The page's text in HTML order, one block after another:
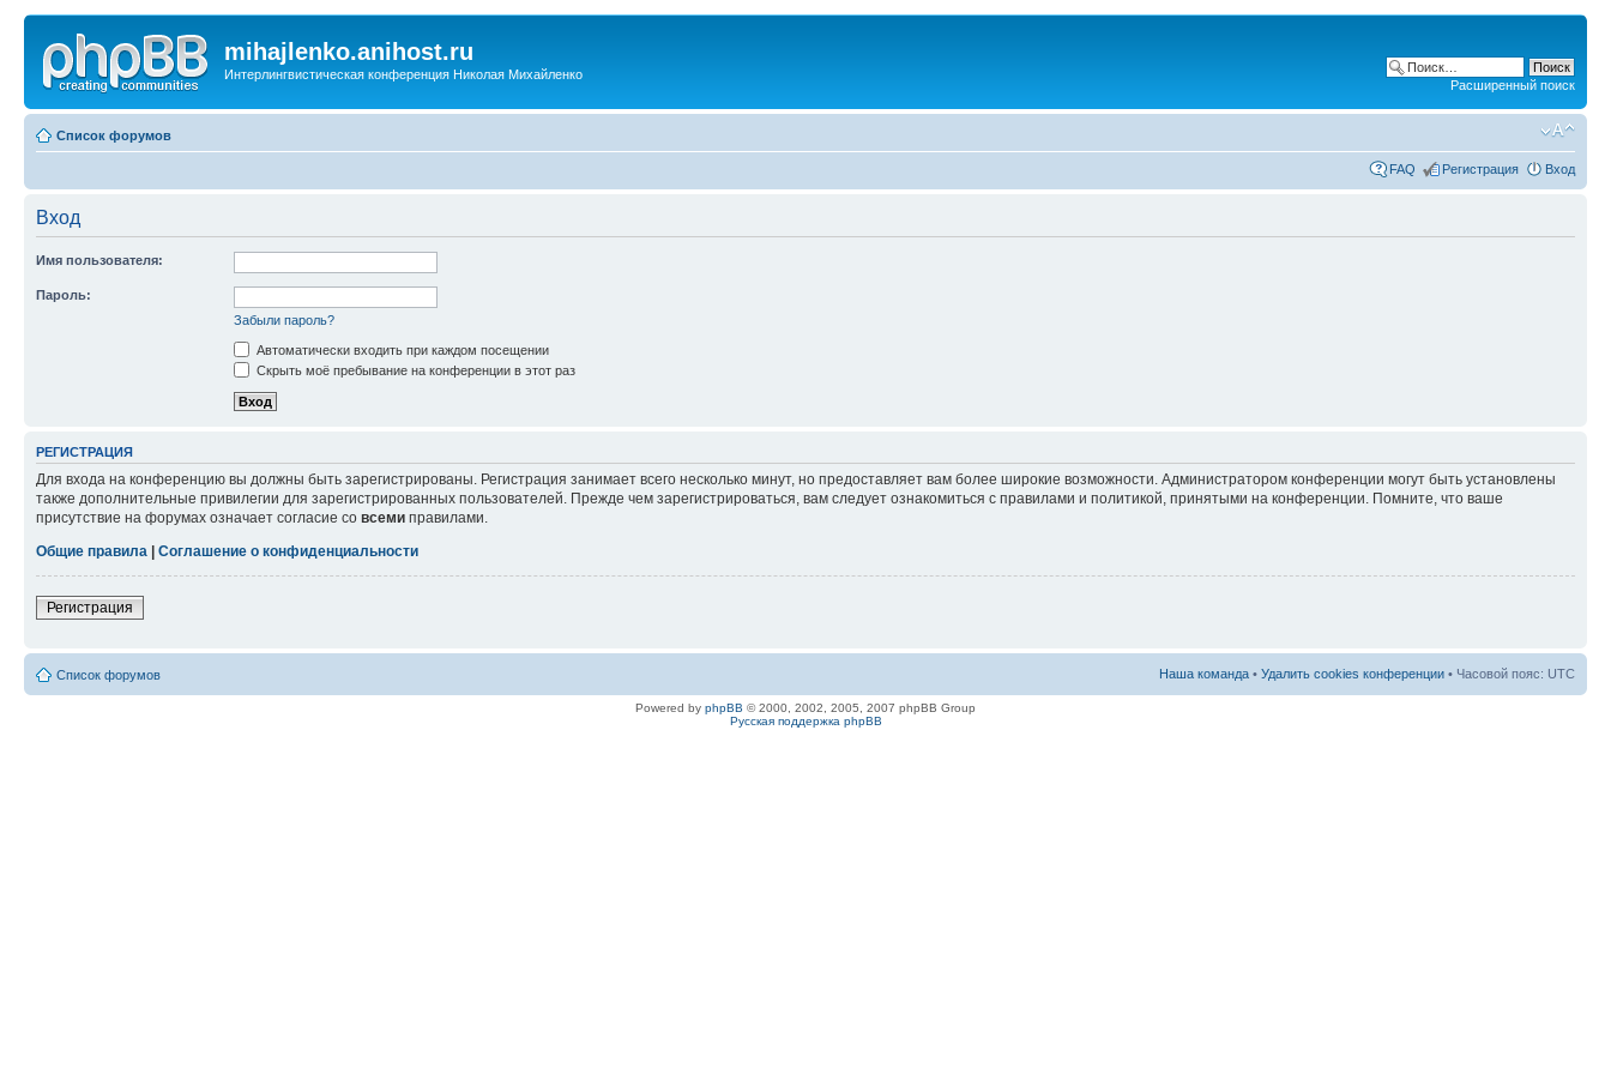
mihajlenko.anihost.ru
Интерлингвистическая конференция Николая Михайленко
Расширенный поиск
Список форумов
FAQ Регистрация Вход
Вход
Имя пользователя:
Пароль:
Забыли пароль?
Автоматически входить при каждом посещении
Скрыть моё пребывание на конференции в этот раз
РЕГИСТРАЦИЯ
Для входа на конференцию вы должны быть зарегистрированы. Регистрация занимает всего несколько минут, но предоставляет вам более широкие возможности. Администратором конференции могут быть установлены
также дополнительные привилегии для зарегистрированных пользователей. Прежде чем зарегистрироваться, вам следует ознакомиться с правилами и политикой, принятыми на конференции. Помните, что ваше
присутствие на форумах означает согласие со всеми правилами.
Общие правила
Соглашение о конфиденциальности
Регистрация
Список форумов Наша команда • Удалить cookies конференции • Часовой пояс: UTC
Powered by phpBB © 2000, 2002, 2005, 2007 phpBB Group
Русская поддержка phpBB